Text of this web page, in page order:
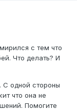
с тем что
Что делать? И
С одной стороны
что она не
Помогите